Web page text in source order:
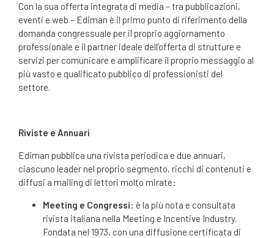
Con la sua offerta integrata di media – tra pubblicazioni,
eventi e web – Ediman è il primo punto di riferimento della
domanda congressuale per il proprio aggiornamento
professionale e il partner ideale dell’offerta di strutture e
servizi per comunicare e amplificare il proprio messaggio al
più vasto e qualificato pubblico di professionisti del
settore.
Riviste e Annuari
Ediman pubblica una rivista periodica e due annuari,
ciascuno leader nel proprio segmento, ricchi di contenuti e
diffusi a mailing di lettori molto mirate:
Meeting e Congressi: è la più nota e consultata
rivista italiana nella Meeting e Incentive Industry.
Fondata nel 1973, con una diffusione certificata di